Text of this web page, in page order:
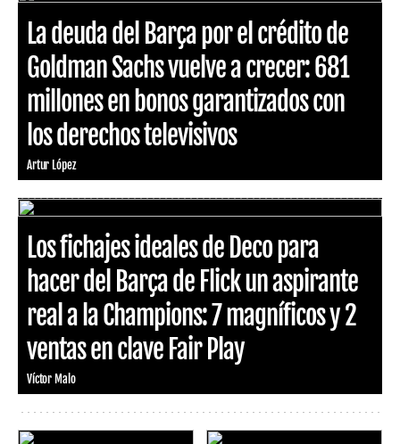
La deuda del Barça por el crédito de
Goldman Sachs vuelve a crecer: 681
millones en bonos garantizados con
los derechos televisivos
Artur López
Los fichajes ideales de Deco para
hacer del Barça de Flick un aspirante
real a la Champions: 7 magníficos y 2
ventas en clave Fair Play
Víctor Malo